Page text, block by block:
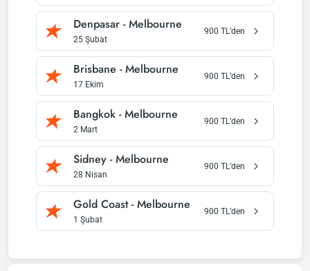
Denpasar -Melbourne
25 Şubat
900 TL’den
Brisbane -Melbourne
17 Ekim
900 TL’den
Bangkok -Melbourne
2 Mart
900 TL’den
Sidney -Melbourne
28 Nisan
900 TL’den
Gold Coast-Melbourne
1 Şubat
900 TL’den